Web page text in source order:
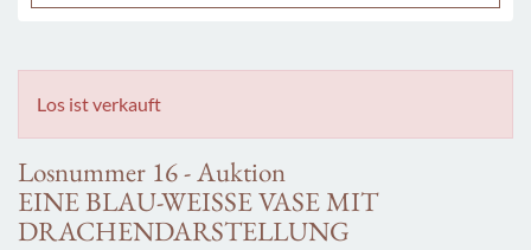
Los ist verkauft
Losnummer 16 - Auktion
EINE BLAU-WEISSE VASE MIT
DRACHENDARSTELLUNG